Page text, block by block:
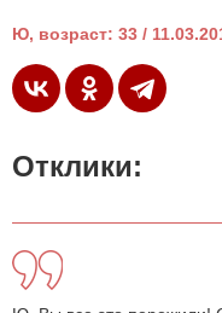
Ю, возраст: 33 /
Отклики: